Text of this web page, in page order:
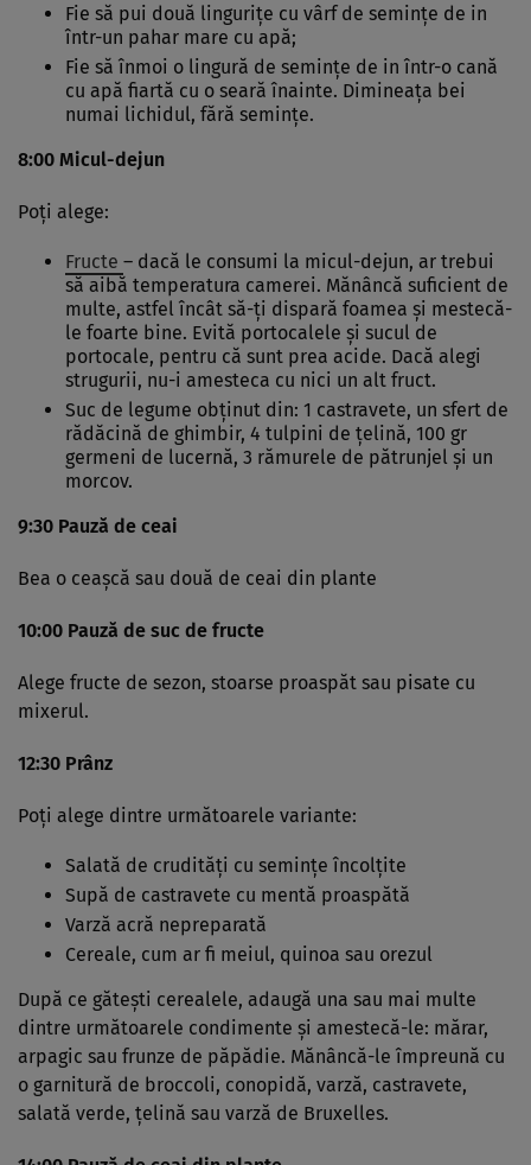
Fie să pui două linguriţe cu vârf de seminţe de in
într-un pahar mare cu apă;
Fie să înmoi o lingură de seminţe de in într-o cană
cu apă fiartă cu o seară înainte. Dimineaţa bei
numai lichidul, fără seminţe.
8:00 Micul-dejun
Poţi alege:
Fructe – dacă le consumi la micul-dejun, ar trebui
să aibă temperatura camerei. Mănâncă suficient de
multe, astfel încât să-ţi dispară foamea şi mestecă-
le foarte bine. Evită portocalele şi sucul de
portocale, pentru că sunt prea acide. Dacă alegi
strugurii, nu-i amesteca cu nici un alt fruct.
Suc de legume obţinut din: 1 castravete, un sfert de
rădăcină de ghimbir, 4 tulpini de ţelină, 100 gr
germeni de lucernă, 3 rămurele de pătrunjel şi un
morcov.
9:30 Pauză de ceai
Bea o ceaşcă sau două de ceai din plante
10:00 Pauză de suc de fructe
Alege fructe de sezon, stoarse proaspăt sau pisate cu
mixerul.
12:30 Prânz
Poţi alege dintre următoarele variante:
Salată de crudităţi cu seminţe încolţite
Supă de castravete cu mentă proaspătă
Varză acră nepreparată
Cereale, cum ar fi meiul, quinoa sau orezul
După ce găteşti cerealele, adaugă una sau mai multe
dintre următoarele condimente şi amestecă-le: mărar,
arpagic sau frunze de păpădie. Mănâncă-le împreună cu
o garnitură de broccoli, conopidă, varză, castravete,
salată verde, ţelină sau varză de Bruxelles.